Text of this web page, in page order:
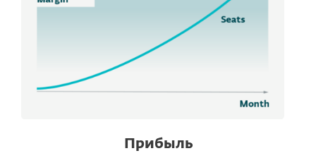
Прибыль